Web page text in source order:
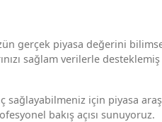
gerçek piyasa değerini
sağlam verilerle
sağlayabilmeniz için piyasa
bakış açısı sunuyoruz.